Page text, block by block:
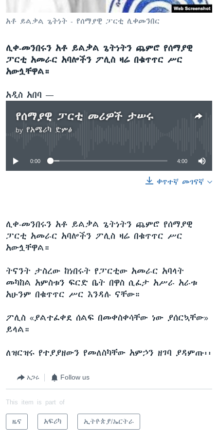
አቶ ይልቃል ጌትነት - የሰማያዊ ፓርቲ ሊቀመንበር
ሊቀ-መንበሩን አቶ ይልቃል ጌትነትን ጨምሮ የሰማያዊ
ፓርቲ አመራር አባሎችን ፖሊስ ዛሬ በቁጥጥር ሥር
አውሏቸዋል።
አዲስ አበባ —
የሰማያዊ ፓርቲ መሪዎች ታሠሩ
by የአሜሪካ ድምፅ
No media source currently available
0:00 4:00
ቀጥተኛ መገናኛ
ሊቀ-መንበሩን አቶ ይልቃል ጌትነትን ጨምሮ የሰማያዊ
ፓርቲ አመራር አባሎችን ፖሊስ ዛሬ በቁጥጥር ሥር
አውሏቸዋል።
ትናንት ታስረው ከነበሩት የፓርቲው አመራር አባላት
መካከል አምስቱን ፍርድ ቤት በዋስ ሲፈታ አሥራ አራቱ
አሁንም በቁጥጥር ሥር እንዳሉ ናቸው።
ፖሊስ «ያልተፈቀደ ሰልፍ በመቀስቀሳቸው ነው ያሰርኳቸው»
ይላል።
ለዝርዝሩ የተያያዘውን የመለስካቸው አምኃን ዘገባ ያዳምጡ፡፡
አጋሩ Follow us
This item is part of
ዜና አፍሪካ ኢትዮጵያ/ኤርትራ